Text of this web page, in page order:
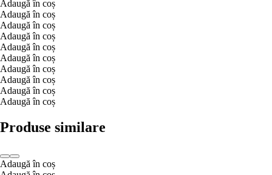
Adaugă în coș
Adaugă în coș
Adaugă în coș
Adaugă în coș
Adaugă în coș
Adaugă în coș
Adaugă în coș
Adaugă în coș
Adaugă în coș
Adaugă în coș
Produse similare
Adaugă în coș